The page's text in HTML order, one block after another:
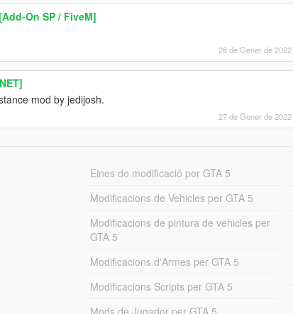
On SP / FiveM]
28 de Gener de 2022
mod by jedijosh.
27 de Gener de 2022
Eines de modificació per GTA 5
Modificacions de Vehicles per GTA 5
Modificacions de pintura de vehicles per
GTA 5
Modificacions d'Armes per GTA 5
Modificacions Scripts per GTA 5
Mods de Jugador per GTA 5